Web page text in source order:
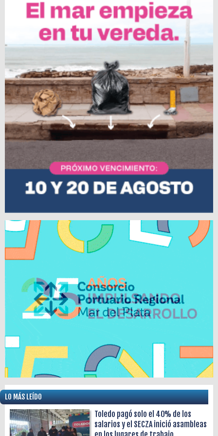
LO MÁS LEÍDO
Toledo pagó solo el 40% de los
salarios y el SECZA inició asambleas